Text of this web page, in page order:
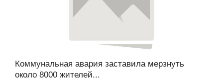
Коммунальная авария заставила мерзнуть
около 8000 жителей...